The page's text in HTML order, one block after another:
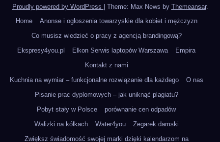
Proudly powered by WordPress Theme: Max News by Themeansar.
Home
Anonse i ogłoszenia towarzyskie dla kobiet i mężczyzn
Co musisz wiedzieć o pracy z agencją brandingową?
Ekspresy4you.pl
Elkon Serwis laptopów Warszawa
Empira
Kontakt z nami
Kuchnia na wymiar – funkcjonalne rozwiązanie dla każdego
O nas
Pisanie prac dyplomowych – jak uniknąć plagiatu?
Pobyt stały w Polsce
porównanie cen odpadów
Walizki na kółkach
Water4you
Zegarek damski
Zwiększ świadomość swojej marki dzięki kalendarzom na